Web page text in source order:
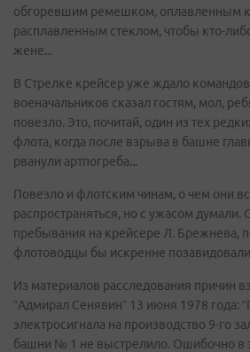
обгоревшим ремешком, оплавленным
расплавленным стеклом, чтобы кто-
жене...
В Стрелке крейсер уже ждало
военачальников сказал гостям, мол,
повезло. Это, почитай, один из тех
флота, когда после взрыва в башне
рванули артпогреба...
Повезло и флотским чинам, о чем они
распространяться, но с ужасом думали.
пребывания на крейсере Л. Брежнева,
флотоводцы бы искренне
Из материалов расследования причин
“Адмирал Сенявин” 13 июня 1978 года:
электросигнала на производство 9-го
башни № 1 не выстрелило. Ошибочно в